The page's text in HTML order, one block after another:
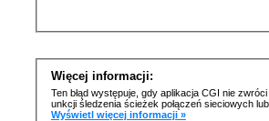
Więcej informacji:
Ten błąd występuje, gdy aplikacja CGI nie
unkcji śledzenia ścieżek połączeń sieciowych
Wyświetl więcej informacji »